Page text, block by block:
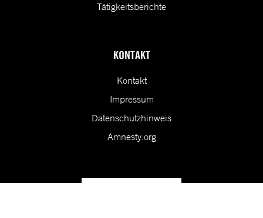
Tätigkeitsberichte
KONTAKT
Kontakt
Impressum
Datenschutzhinweis
Amnesty.org